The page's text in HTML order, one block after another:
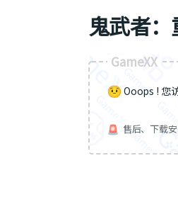
鬼武者：
GameXX
Ooops ! 您
售后、下载